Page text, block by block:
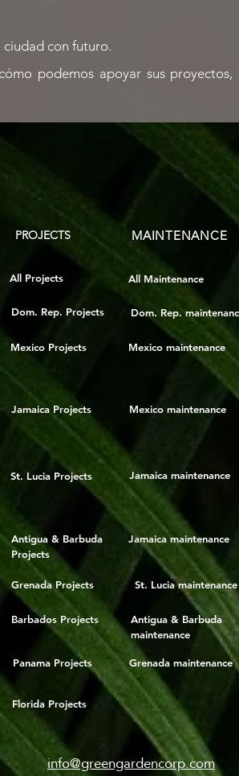
ciudad con futuro.
podemos apoyar sus
PROJECTS MAINTENANCE
All Projects All Maintenance
Dom. Rep. Projects Dom. Rep.
Mexico Projects Mexico maintenance
Jamaica Projects Mexico maintenance
St. Lucia Projects Jamaica maintenance
Antigua & Barbuda
Projects
Jamaica maintenance
Grenada Projects St. Lucia maintenance
Barbados Projects
Antigua & Barbuda
maintenance
Panama Projects Grenada maintenance
Florida Projects
info@greengardencorp.com